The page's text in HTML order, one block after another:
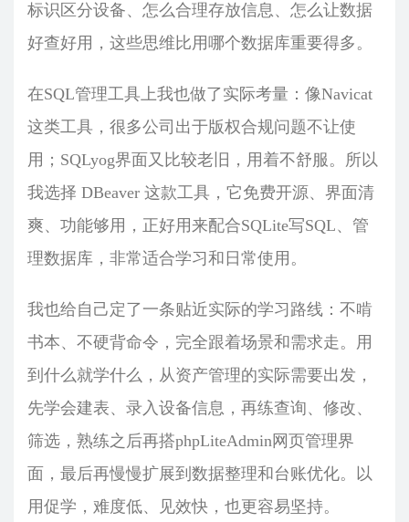
标识区分设备、怎么合理存放信息、怎么让数据
好查好用，这些思维比用哪个数据库重要得多。
在SQL管理工具上我也做了实际考量：像Navicat
这类工具，很多公司出于版权合规问题不让使
用；SQLyog界面又比较老旧，用着不舒服。所以
我选择 DBeaver 这款工具，它免费开源、界面清
爽、功能够用，正好用来配合SQLite写SQL、管
理数据库，非常适合学习和日常使用。
我也给自己定了一条贴近实际的学习路线：不啃
书本、不硬背命令，完全跟着场景和需求走。用
到什么就学什么，从资产管理的实际需要出发，
先学会建表、录入设备信息，再练查询、修改、
筛选，熟练之后再搭phpLiteAdmin网页管理界
面，最后再慢慢扩展到数据整理和台账优化。以
用促学，难度低、见效快，也更容易坚持。